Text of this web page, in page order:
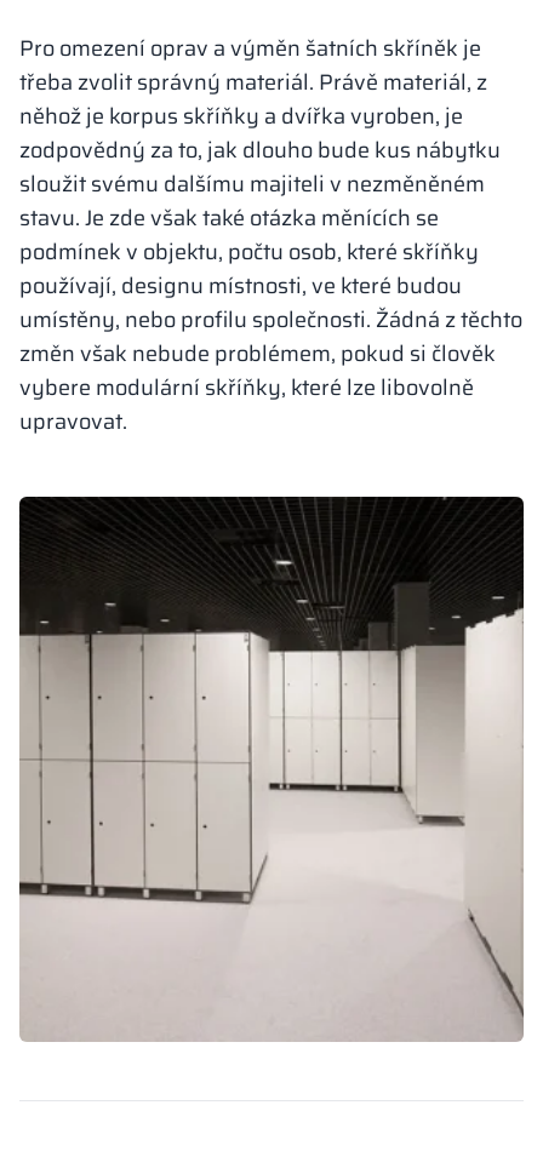
Lavičky a šatny
Zámky pro
Oddíly
Lamely
Altus
Skříně typu L
Úplná nabídka
Služby
Schválení,
Materiály a
Mapa realizací
Galerie realizací
Pro omezení oprav a výměn šatních skříněk je
třeba zvolit správný materiál. Právě materiál, z
něhož je korpus skříňky a dvířka vyroben, je
zodpovědný za to, jak dlouho bude kus nábytku
sloužit svému dalšímu majiteli v nezměněném
stavu. Je zde však také otázka měnících se
podmínek v objektu, počtu osob, které skříňky
používají, designu místnosti, ve které budou
umístěny, nebo profilu společnosti. Žádná z těchto
změn však nebude problémem, pokud si člověk
vybere modulární skříňky, které lze libovolně
upravovat.